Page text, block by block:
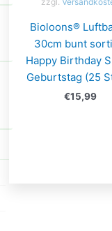
Bioloons®
30cm bunt
Happy Birthday
Geburtstag (25
€15,99